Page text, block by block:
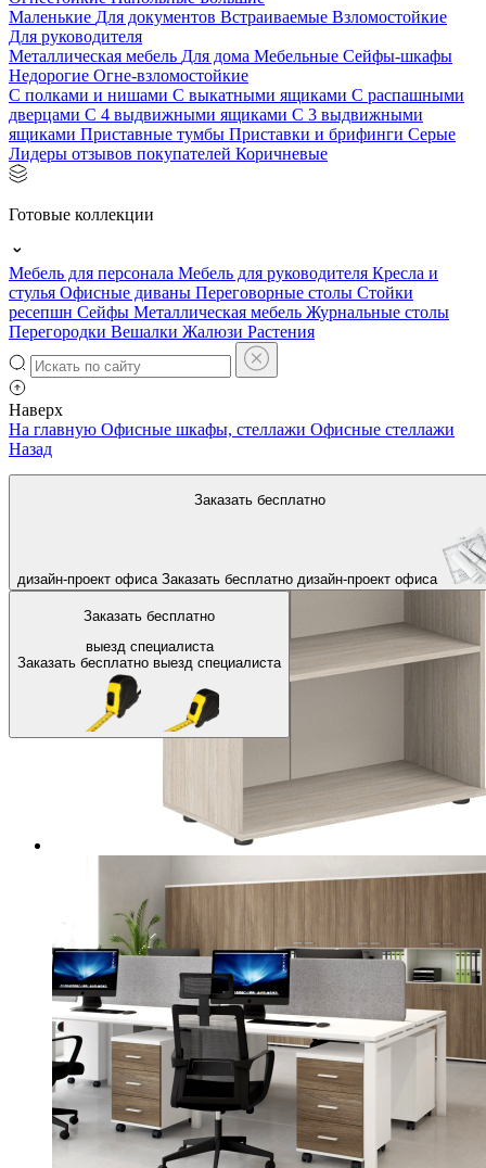
Маленькие Для документов Встраиваемые Взломостойкие
Для руководителя
Металлическая мебель Для дома Мебельные Сейфы-шкафы
Недорогие Огне-взломостойкие
С полками и нишами С выкатными ящиками С распашными
дверцами С 4 выдвижными ящиками С 3 выдвижными
ящиками Приставные тумбы Приставки и брифинги Серые
Лидеры отзывов покупателей Коричневые
Готовые коллекции
Мебель для персонала Мебель для руководителя Кресла и
стулья Офисные диваны Переговорные столы Стойки
ресепшн Сейфы Металлическая мебель Журнальные столы
Перегородки Вешалки Жалюзи Растения
Наверх
Заказать бесплатно
дизайн-проект офиса Заказать бесплатно дизайн-проект офиса
Заказать бесплатно
выезд специалиста
Заказать бесплатно выезд специалиста
На главную Офисные шкафы, стеллажи Офисные стеллажи
Назад